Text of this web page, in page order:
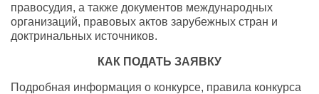
правосудия, а также документов международных
организаций, правовых актов зарубежных стран и
доктринальных источников.
КАК ПОДАТЬ ЗАЯВКУ
Подробная информация о конкурсе, правила конкурса